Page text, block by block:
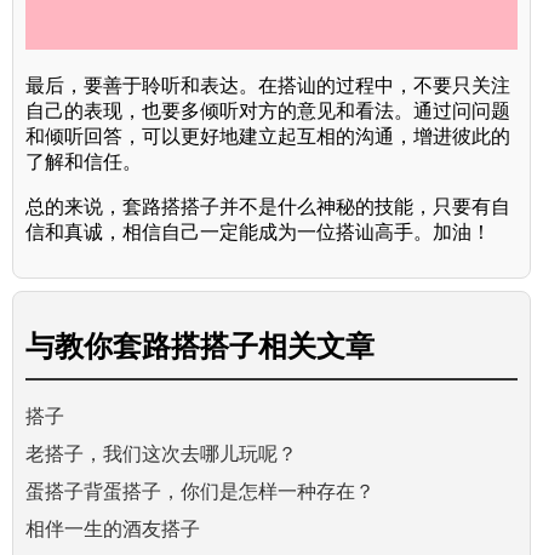
最后，要善于聆听和表达。在搭讪的过程中，不要只关注
自己的表现，也要多倾听对方的意见和看法。通过问问题
和倾听回答，可以更好地建立起互相的沟通，增进彼此的
了解和信任。
总的来说，套路搭搭子并不是什么神秘的技能，只要有自
信和真诚，相信自己一定能成为一位搭讪高手。加油！
与教你套路搭搭子相关文章
搭子
老搭子，我们这次去哪儿玩呢？
蛋搭子背蛋搭子，你们是怎样一种存在？
相伴一生的酒友搭子